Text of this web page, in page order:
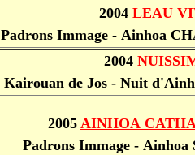
2004 LEAU
Padrons Immage - Ainhoa
2004 N
Kairouan de Jos - Nuit
2005 AINHOA
Padrons Immage - Ainhoa